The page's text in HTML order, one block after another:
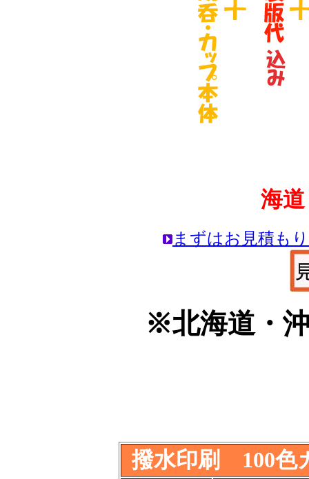
海
まずはお見積も
※北海道・
撥水印刷 100色